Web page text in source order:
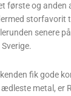
første og anden
storfavorit
senere
fik gode
metal, er